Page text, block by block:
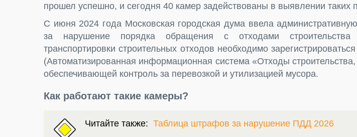
прошел успешно, и сегодня 40 камер задействованы в выявлении таких
С июня 2024 года Московская городская дума ввела административную
за нарушение порядка обращения с отходами
транспортировки строительных отходов необходимо
(Автоматизированная информационная система «Отходы строительства,
обеспечивающей контроль за перевозкой и утилизацией мусора.
Как работают такие камеры?
Читайте также: Таблица штрафов за нарушение ПДД 2026